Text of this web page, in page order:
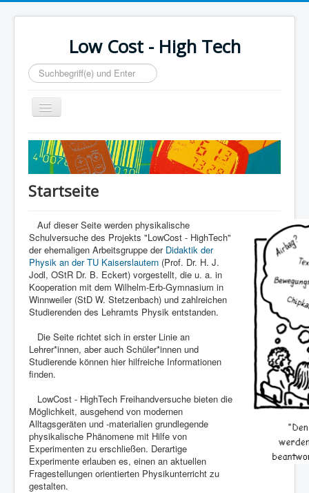
Low Cost - High Tech
Suchen...
Toggle
Navigation
Home
Startseite
Auf dieser Seite werden physikalische
Schulversuche des Projekts "LowCost - HighTech"
der ehemaligen Arbeitsgruppe der Didaktik der
Physik an der TU Kaiserslautern (Prof. Dr. H. J.
Jodl, OStR Dr. B. Eckert) vorgestellt, die u. a. in
Kooperation mit dem Wilhelm-Erb-Gymnasium in
Winnweiler (StD W. Stetzenbach) und zahlreichen
Studierenden des Lehramts Physik entstanden.
Die Seite richtet sich in erster Linie an
Lehrer*innen, aber auch Schüler*innen und
Studierende können hier hilfreiche Informationen
finden.
LowCost - HighTech Freihandversuche bieten die
Möglichkeit, ausgehend von modernen
Alltagsgeräten und -materialien grundlegende
physikalische Phänomene mit Hilfe von
Experimenten zu erschließen. Derartige
Experimente erlauben es, einen an aktuellen
Fragestellungen orientierten Physikunterricht zu
gestalten.